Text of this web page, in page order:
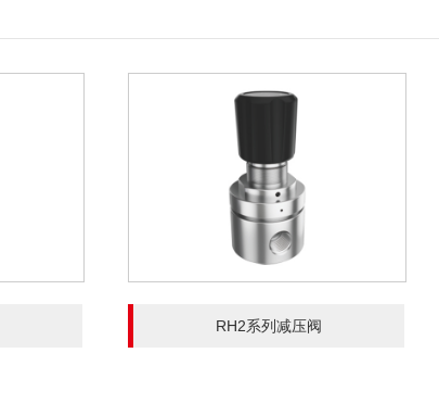
RH2系列减压阀